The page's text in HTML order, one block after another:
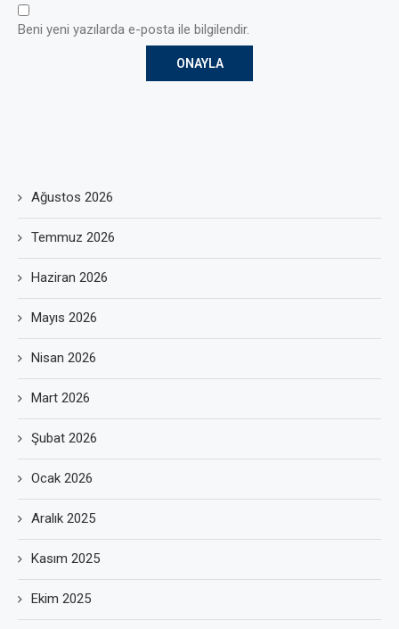
Beni yeni yazılarda e-posta ile bilgilendir.
Ağustos 2026
Temmuz 2026
Haziran 2026
Mayıs 2026
Nisan 2026
Mart 2026
Şubat 2026
Ocak 2026
Aralık 2025
Kasım 2025
Ekim 2025